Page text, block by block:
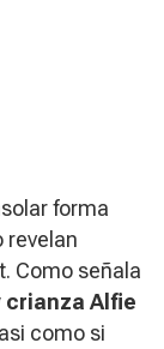
forma
revelan
Como señala
crianza Alfie
como si